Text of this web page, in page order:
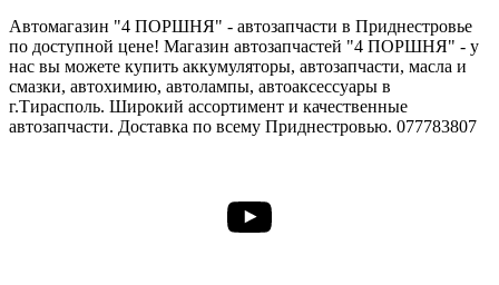
Автомагазин "4 ПОРШНЯ" - автозапчасти в Приднестровье
по доступной цене! Магазин автозапчастей "4 ПОРШНЯ" - у
нас вы можете купить аккумуляторы, автозапчасти, масла и
смазки, автохимию, автолампы, автоаксессуары в
г.Тирасполь. Широкий ассортимент и качественные
автозапчасти. Доставка по всему Приднестровью. 077783807
YouTube